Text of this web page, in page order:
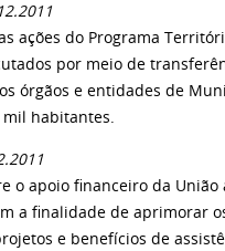
ações do Programa
por meio de
órgãos e entidades de
mil habitantes.
o apoio financeiro da União
a finalidade de aprimorar
e benefícios de